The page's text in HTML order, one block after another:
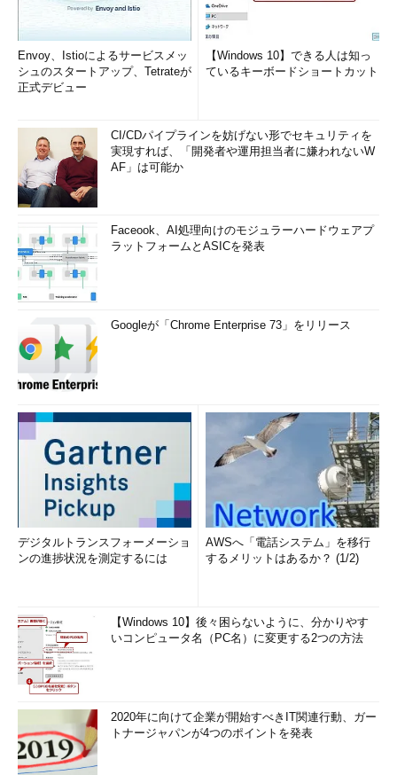
Envoy、Istioによるサービスメッ
シュのスタートアップ、Tetrateが
正式デビュー
【Windows 10】できる人は知っ
ているキーボードショートカット
CI/CDパイプラインを妨げない形でセキュリティを
実現すれば、「開発者や運用担当者に嫌われないW
AF」は可能か
Faceook、AI処理向けのモジュラーハードウェアプ
ラットフォームとASICを発表
Googleが「Chrome Enterprise 73」をリリース
デジタルトランスフォーメーショ
ンの進捗状況を測定するには
AWSへ「電話システム」を移行
するメリットはあるか？ (1/2)
【Windows 10】後々困らないように、分かりやす
いコンピュータ名（PC名）に変更する2つの方法
2020年に向けて企業が開始すべきIT関連行動、ガー
トナージャパンが4つのポイントを発表